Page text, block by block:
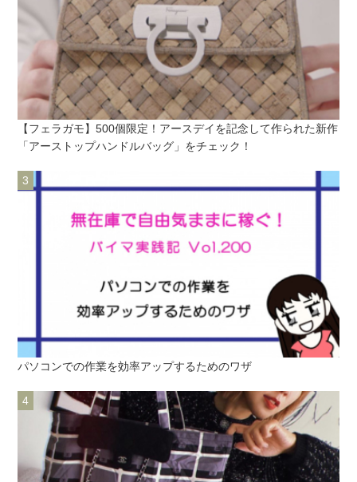
【フェラガモ】500個限定！アースデイを記念して作られた新作
「アーストップハンドルバッグ」をチェック！
パソコンでの作業を効率アップするためのワザ